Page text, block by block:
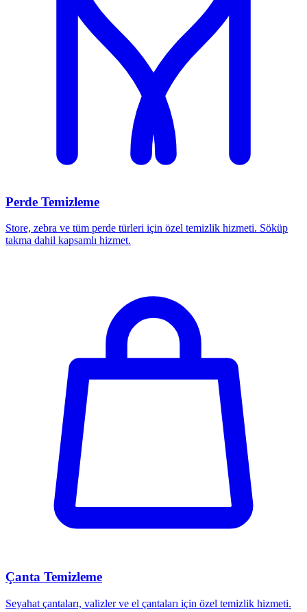
Perde Temizleme
Store, zebra ve tüm perde türleri için özel temizlik hizmeti. Söküp
takma dahil kapsamlı hizmet.
Çanta Temizleme
Seyahat çantaları, valizler ve el çantaları için özel temizlik hizmeti.